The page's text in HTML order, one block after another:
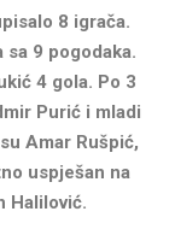
8 igrača.
9 pogodaka.
4 gola. Po 3
Purić i mladi
Amar Rušpić,
uspješan na
Halilović.